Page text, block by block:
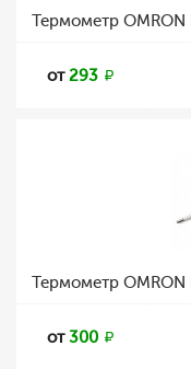
Термометр OMRON
от293
Термометр OMRON
от300